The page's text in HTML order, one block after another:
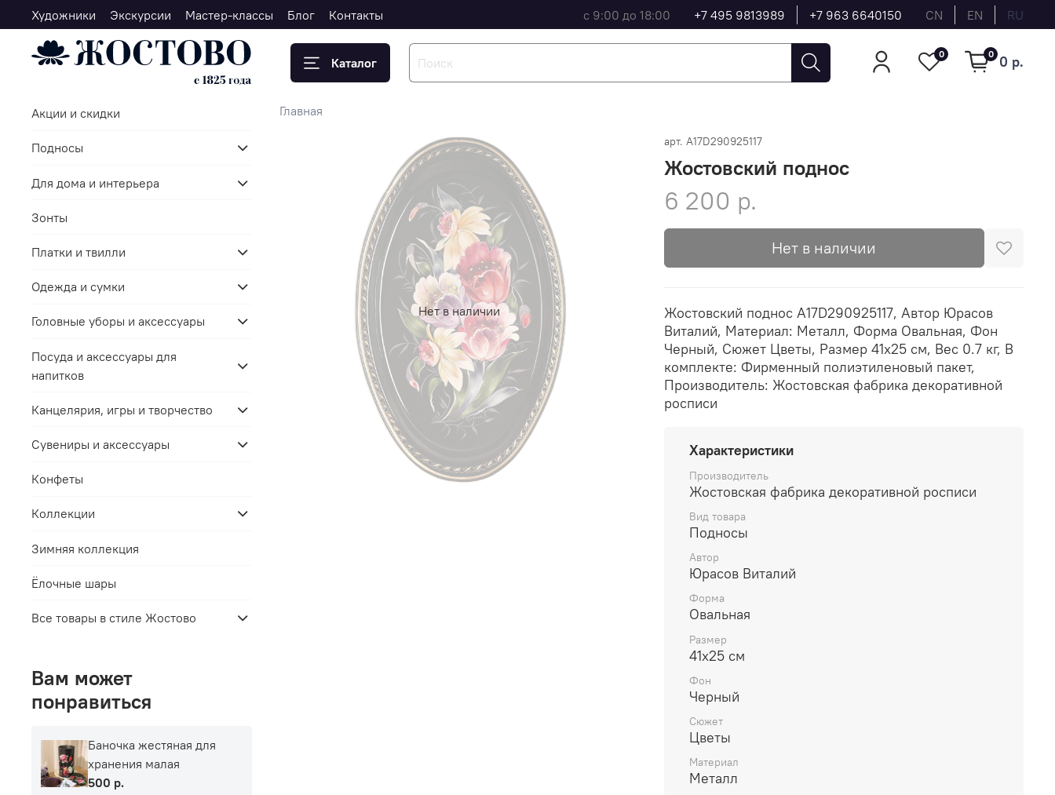
Художники Экскурсии Мастер-классы Блог Контакты с 9:00 до 18:00 +7 495 9813989 +7 963 6640150 CN EN RU
Каталог
0 0 0 р.
Главная
Нет в наличии
арт. A17D290925117
Жостовский поднос
6 200 р.
Нет в наличии
Жостовский поднос A17D290925117, Автор Юрасов
Виталий, Материал: Металл, Форма Овальная, Фон
Черный, Сюжет Цветы, Размер 41х25 см, Вес 0.7 кг, В
комплекте: Фирменный полиэтиленовый пакет,
Производитель: Жостовская фабрика декоративной
росписи
Характеристики
Производитель
Жостовская фабрика декоративной росписи
Вид товара
Подносы
Автор
Юрасов Виталий
Форма
Овальная
Размер
41х25 см
Фон
Черный
Сюжет
Цветы
Материал
Металл
Акции и скидки
Подносы
Для дома и интерьера
Зонты
Платки и твилли
Одежда и сумки
Головные уборы и аксессуары
Посуда и аксессуары для
напитков
Канцелярия, игры и творчество
Сувениры и аксессуары
Конфеты
Коллекции
Зимняя коллекция
Ёлочные шары
Все товары в стиле Жостово
Вам может
понравиться
Баночка жестяная для
хранения малая
500 р.